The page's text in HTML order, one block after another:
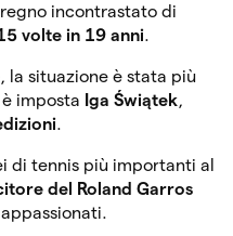
incontrastato di
volte in 19 anni.
la situazione è stata più
imposta Iga Świątek,
.
di tennis più importanti al
del Roland Garros